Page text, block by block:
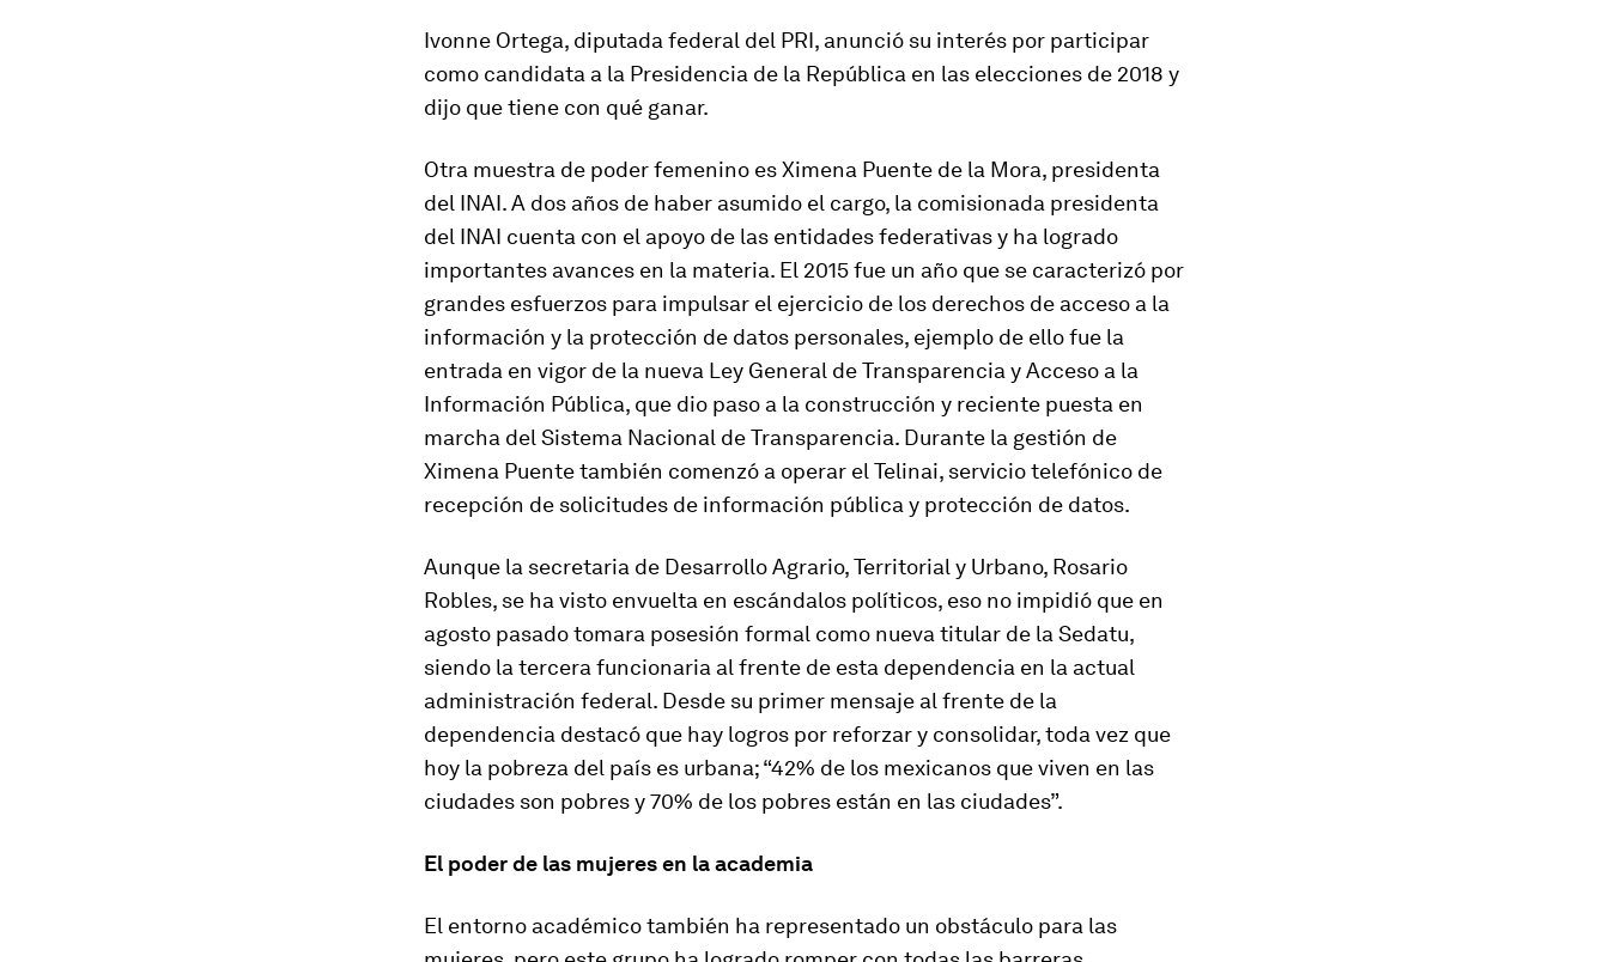
Ivonne Ortega, diputada federal del PRI, anunció su interés por participar
como candidata a la Presidencia de la República en las elecciones de 2018 y
dijo que tiene con qué ganar.
Otra muestra de poder femenino es Ximena Puente de la Mora, presidenta
del INAI. A dos años de haber asumido el cargo, la comisio­nada presidenta
del INAI cuenta con el apoyo de las entidades federativas y ha logrado
importantes avances en la materia. El 2015 fue un año que se caracterizó por
grandes esfuerzos para impulsar el ejercicio de los derechos de acceso a la
información y la protección de datos personales, ejemplo de ello fue la
entrada en vigor de la nueva Ley General de Transparencia y Acceso a la
Información Pública, que dio paso a la construcción y reciente puesta en
marcha del Sistema Nacional de Transparencia. Durante la gestión de
Ximena Puente también comenzó a operar el Telinai, servicio telefónico de
recepción de solicitudes de información pública y protección de datos.
Aunque la secretaria de Desarrollo Agrario, Territorial y Urbano, Rosario
Robles, se ha visto envuelta en escándalos políticos, eso no impidió que en
agosto pasado tomara posesión formal como nueva titular de la Sedatu,
siendo la tercera funcionaria al frente de esta dependencia en la actual
administración federal. Desde su primer mensaje al frente de la
dependencia destacó que hay logros por reforzar y consolidar, toda vez que
hoy la pobreza del país es urbana; “42% de los mexicanos que viven en las
ciudades son pobres y 70% de los pobres están en las ciudades”.
El poder de las mujeres en la academia
El entorno académico también ha representado un obstáculo para las